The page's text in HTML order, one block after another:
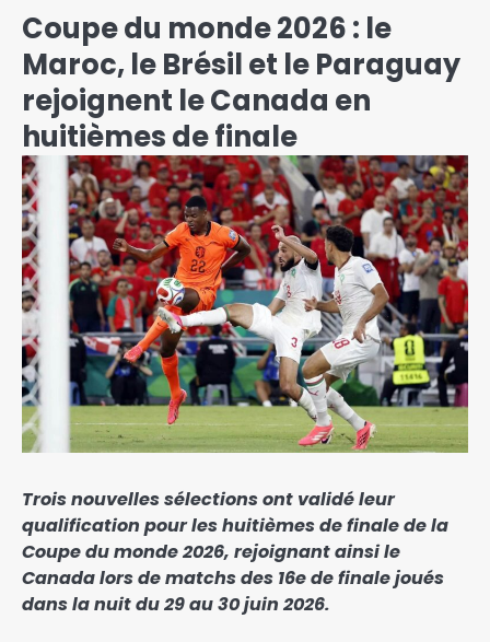
Coupe du monde 2026 : le
Maroc, le Brésil et le Paraguay
rejoignent le Canada en
huitièmes de finale
Trois nouvelles sélections ont validé leur
qualification pour les huitièmes de finale de la
Coupe du monde 2026, rejoignant ainsi le
Canada lors de matchs des 16e de finale joués
dans la nuit du 29 au 30 juin 2026.